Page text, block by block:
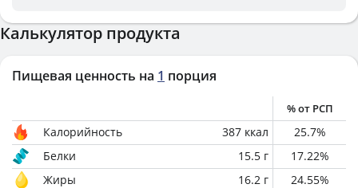
Калькулятор продукта
Пищевая ценность на 1 порция
% от РСП
Калорийность 387 ккал 25.7%
Белки
15.5 г 17.22%
Жиры
16.2 г 24.55%